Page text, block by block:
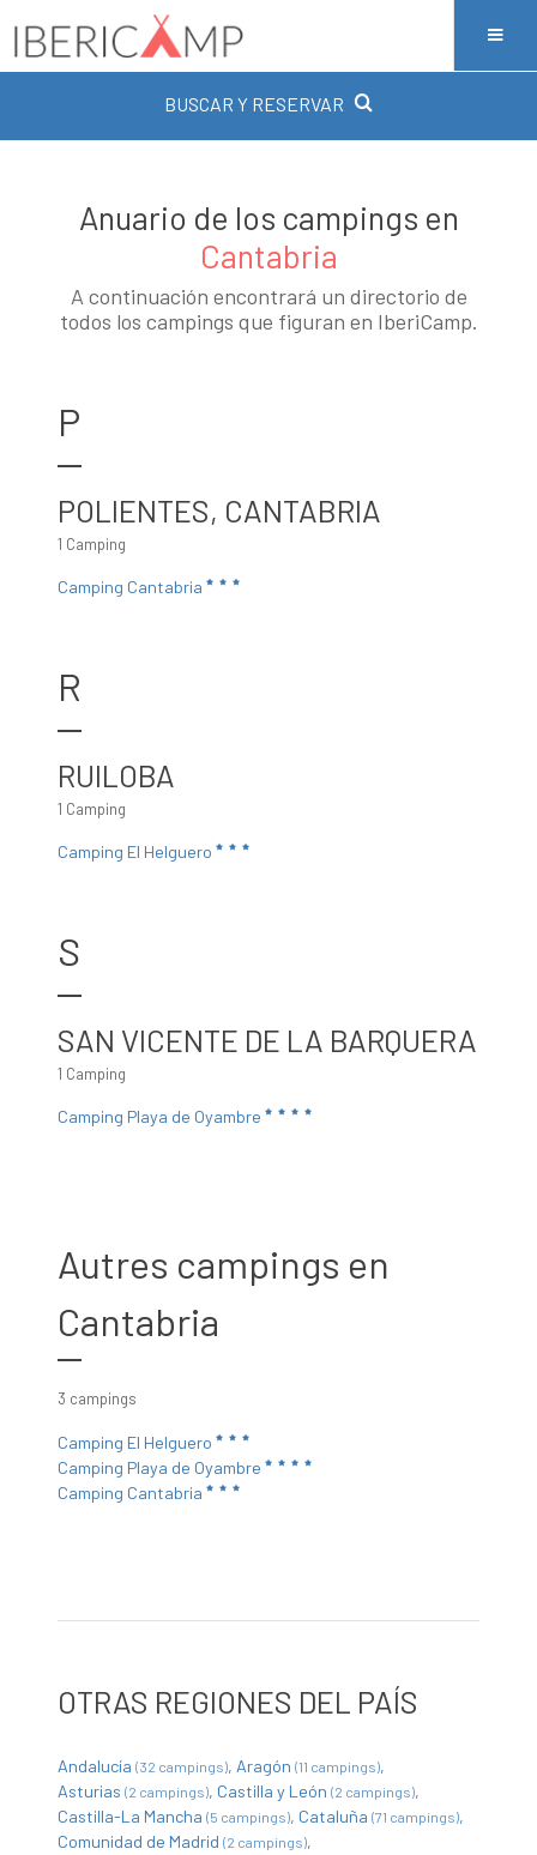
BUSCAR Y RESERVAR
Anuario de los campings en
Cantabria
A continuación encontrará un directorio de
todos los campings que figuran en IberiCamp.
P
POLIENTES, CANTABRIA
1 Camping
Camping Cantabria
R
RUILOBA
1 Camping
Camping El Helguero
S
SAN VICENTE DE LA BARQUERA
1 Camping
Camping Playa de Oyambre
Autres campings en
Cantabria
3 campings
Camping El Helguero
Camping Playa de Oyambre
Camping Cantabria
OTRAS REGIONES DEL PAÍS
Andalucía (32 campings) Aragón (11 campings)
Asturias (2 campings) Castilla y León (2 campings)
Castilla-La Mancha (5 campings) Cataluña (71 campings)
Comunidad de Madrid (2 campings)